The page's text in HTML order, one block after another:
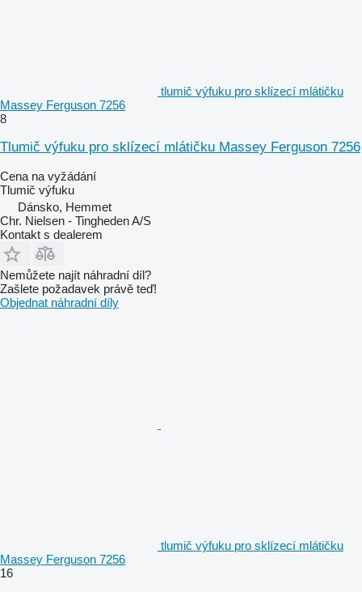
tlumič výfuku pro sklízecí mlátičku
Massey Ferguson 7256
8
Tlumič výfuku pro sklízecí mlátičku Massey Ferguson 7256
Cena na vyžádání
Tlumič výfuku
Dánsko, Hemmet
Chr. Nielsen - Tingheden A/S
Kontakt s dealerem
Nemůžete najít náhradní díl?
Zašlete požadavek právě teď!
Objednat náhradní díly
tlumič výfuku pro sklízecí mlátičku
Massey Ferguson 7256
16